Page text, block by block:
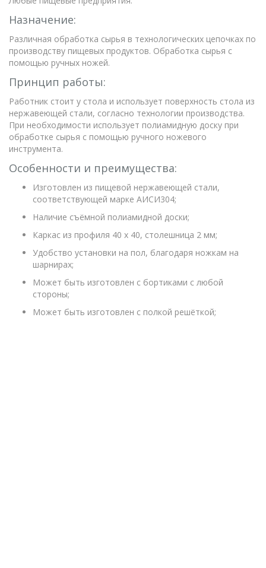
Назначение:
Различная обработка сырья в технологических цепочках по
производству пищевых продуктов. Обработка сырья с
помощью ручных ножей.
Принцип работы:
Работник стоит у стола и использует поверхность стола из
нержавеющей стали, согласно технологии производства.
При необходимости использует полиамидную доску при
обработке сырья с помощью ручного ножевого
инструмента.
Особенности и преимущества:
Изготовлен из пищевой нержавеющей стали,
соответствующей марке АИСИ304;
Наличие съёмной полиамидной доски;
Каркас из профиля 40 х 40, столешница 2 мм;
Удобство установки на пол, благодаря ножкам на
шарнирах;
Может быть изготовлен с бортиками с любой
стороны;
Может быть изготовлен с полкой решёткой;